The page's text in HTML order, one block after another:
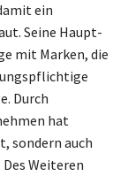
ein
Seine Haupt-
mit Marken, die
Durch
hat
sondern auch
Weiteren